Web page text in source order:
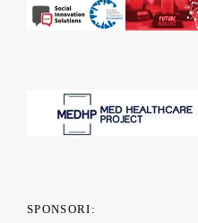
SPONSORI: